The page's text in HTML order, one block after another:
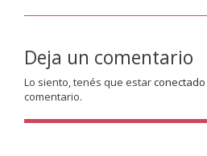
Deja un comentario
Lo siento, tenés que estarconectado
comentario.